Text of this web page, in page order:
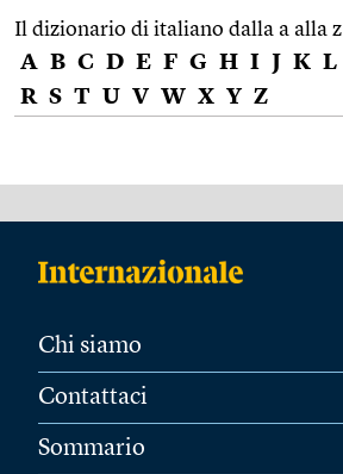
Il dizionario di italiano dalla a alla z
A B C D E F G H I J K L
R S T U V W X Y Z
Chi siamo
Contattaci
Sommario